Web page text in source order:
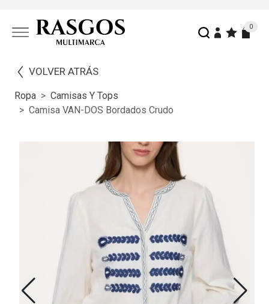
0
VOLVER ATRÁS
Ropa
Camisas Y Tops
Camisa VAN-DOS Bordados Crudo